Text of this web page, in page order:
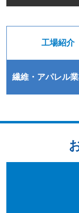
工場紹介
繊維・アパレル